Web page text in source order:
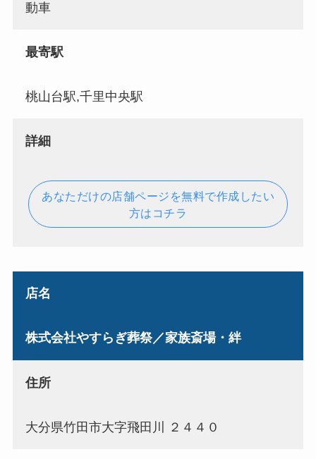
動車
最寄駅
桃山台駅,千里中央駅
詳細
あなただけの店舗ページを無料で作成したい
方はコチラ
店名
株式会社やすらぎ葬祭／家族斎場・絆
住所
大分県竹田市大字飛田川 ２４４０